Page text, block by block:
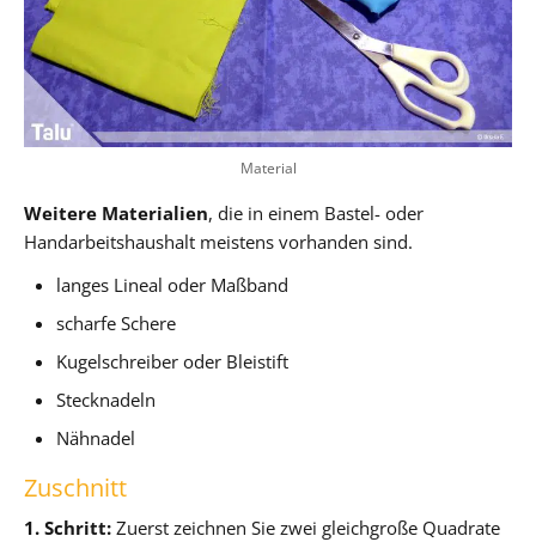
Material
Weitere Materialien, die in einem Bastel- oder
Handarbeitshaushalt meistens vorhanden sind.
langes Lineal oder Maßband
scharfe Schere
Kugelschreiber oder Bleistift
Stecknadeln
Nähnadel
Zuschnitt
1. Schritt: Zuerst zeichnen Sie zwei gleichgroße Quadrate